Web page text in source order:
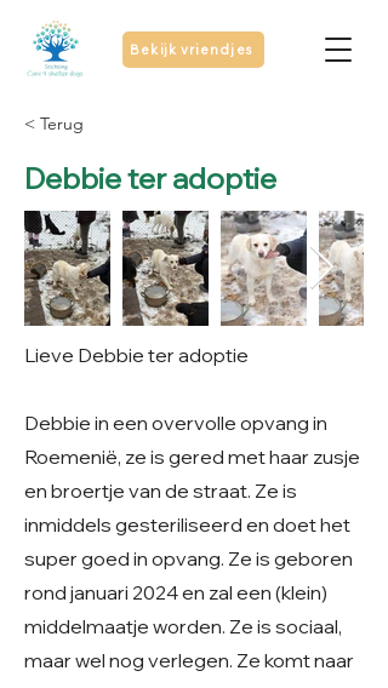
Bekijk vriendjes
< Terug
Debbie ter adoptie
Lieve Debbie ter adoptie
Debbie in een overvolle opvang in
Roemenië, ze is gered met haar zusje
en broertje van de straat. Ze is
inmiddels gesteriliseerd en doet het
super goed in opvang. Ze is geboren
rond januari 2024 en zal een (klein)
middelmaatje worden. Ze is sociaal,
maar wel nog verlegen. Ze komt naar